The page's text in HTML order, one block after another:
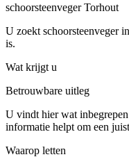
schoorsteenveger Torhout
U zoekt schoorsteenveger
is.
Wat krijgt u
Betrouwbare uitleg
U vindt hier wat
informatie helpt om een
Waarop letten